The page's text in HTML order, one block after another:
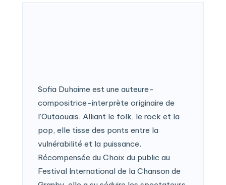
Sofia Duhaime est une auteure-
compositrice-interprète originaire de
l’Outaouais. Alliant le folk, le rock et la
pop, elle tisse des ponts entre la
vulnérabilité et la puissance.
Récompensée du Choix du public au
Festival International de la Chanson de